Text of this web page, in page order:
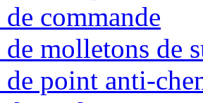
commande
molletons de
point anti-